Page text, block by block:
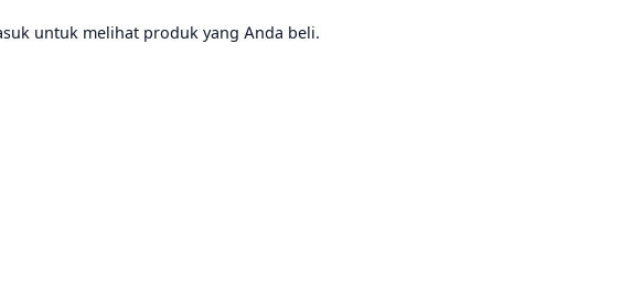
untuk melihat produk yang Anda beli.